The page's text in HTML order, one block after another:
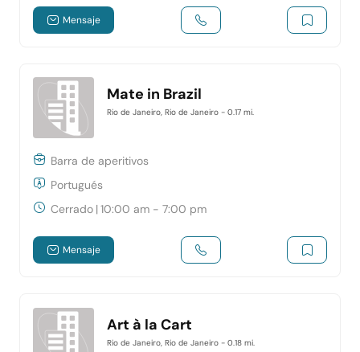
Mensaje
Mate in Brazil
Rio de Janeiro, Rio de Janeiro - 0.17 mi.
Barra de aperitivos
Portugués
Cerrado |10:00 am - 7:00 pm
Mensaje
Art à la Cart
Rio de Janeiro, Rio de Janeiro - 0.18 mi.